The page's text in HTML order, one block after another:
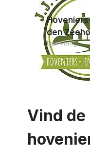
den
Den Haag
Vind de